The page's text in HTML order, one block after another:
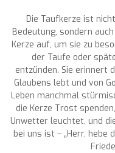
Die Taufkerze ist
Bedeutung, sondern
Kerze auf, um sie zu
der Taufe oder
entzünden. Sie erinnert
Glaubens lebt und von
Leben manchmal
die Kerze Trost
Unwetter leuchtet, und
bei uns ist – „Herr, hebe